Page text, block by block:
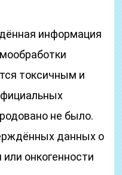
информация
токсичным и
не было.
данных о
онкогенности